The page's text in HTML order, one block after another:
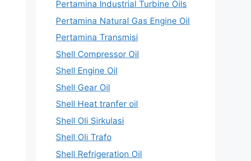
Pertamina Industrial Turbine Oils
Pertamina Natural Gas Engine Oil
Pertamina Transmisi
Shell Compressor Oil
Shell Engine Oil
Shell Gear Oil
Shell Heat tranfer oil
Shell Oli Sirkulasi
Shell Oli Trafo
Shell Refrigeration Oil